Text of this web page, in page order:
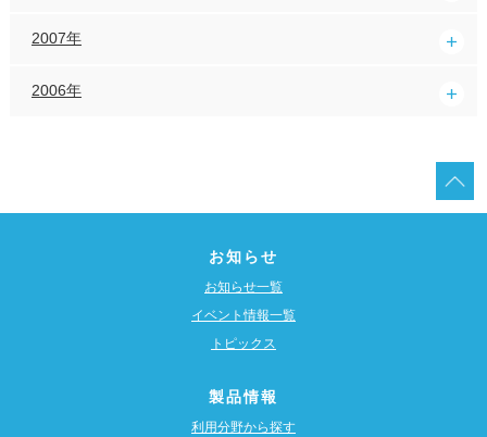
2007年
2006年
お知らせ
お知らせ一覧
イベント情報一覧
トピックス
製品情報
利用分野から探す